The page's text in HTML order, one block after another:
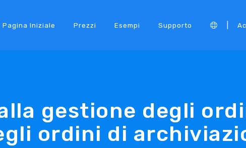
Pagina Iniziale Prezzi Esempi Supporto
gestione degli
ordini di